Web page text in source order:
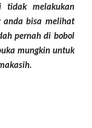
tidak melakukan
anda bisa melihat
pernah di bobol
mungkin untuk